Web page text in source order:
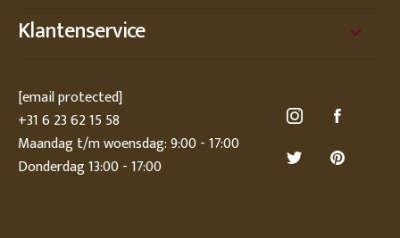
Klantenservice
[email protected]
+31 6 23 62 15 58
Maandag t/m woensdag: 9:00 - 17:00
Donderdag 13:00 - 17:00